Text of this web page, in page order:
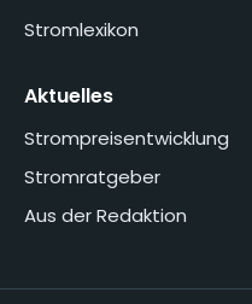
Stromlexikon
Aktuelles
Strompreisentwicklung
Stromratgeber
Aus der Redaktion